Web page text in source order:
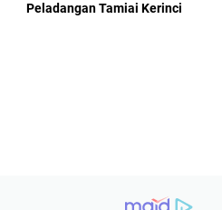
Peladangan Tamiai Kerinci